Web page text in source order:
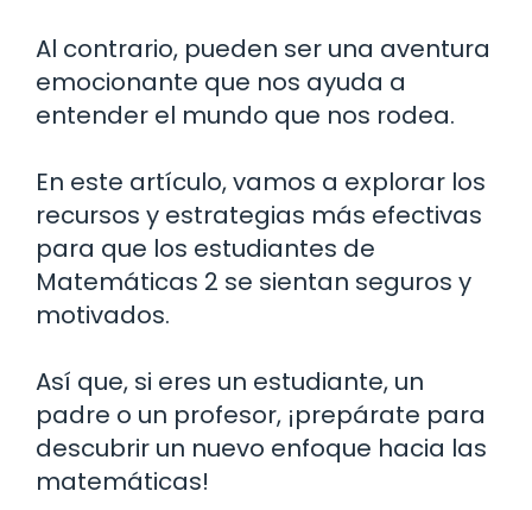
Al contrario, pueden ser una aventura
emocionante que nos ayuda a
entender el mundo que nos rodea.
En este artículo, vamos a explorar los
recursos y estrategias más efectivas
para que los estudiantes de
Matemáticas 2 se sientan seguros y
motivados.
Así que, si eres un estudiante, un
padre o un profesor, ¡prepárate para
descubrir un nuevo enfoque hacia las
matemáticas!